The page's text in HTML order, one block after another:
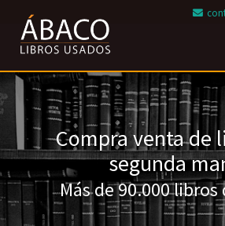
Compra venta de
segunda
Más de 90.000 libros